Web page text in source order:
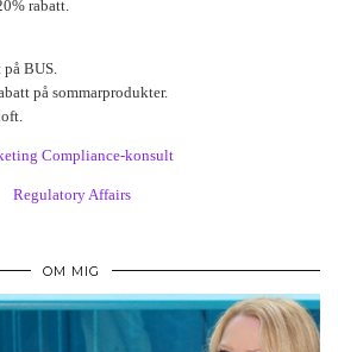
rabatt.
på BUS.
på sommarprodukter.
Compliance-konsult
Regulatory Affairs
OM MIG